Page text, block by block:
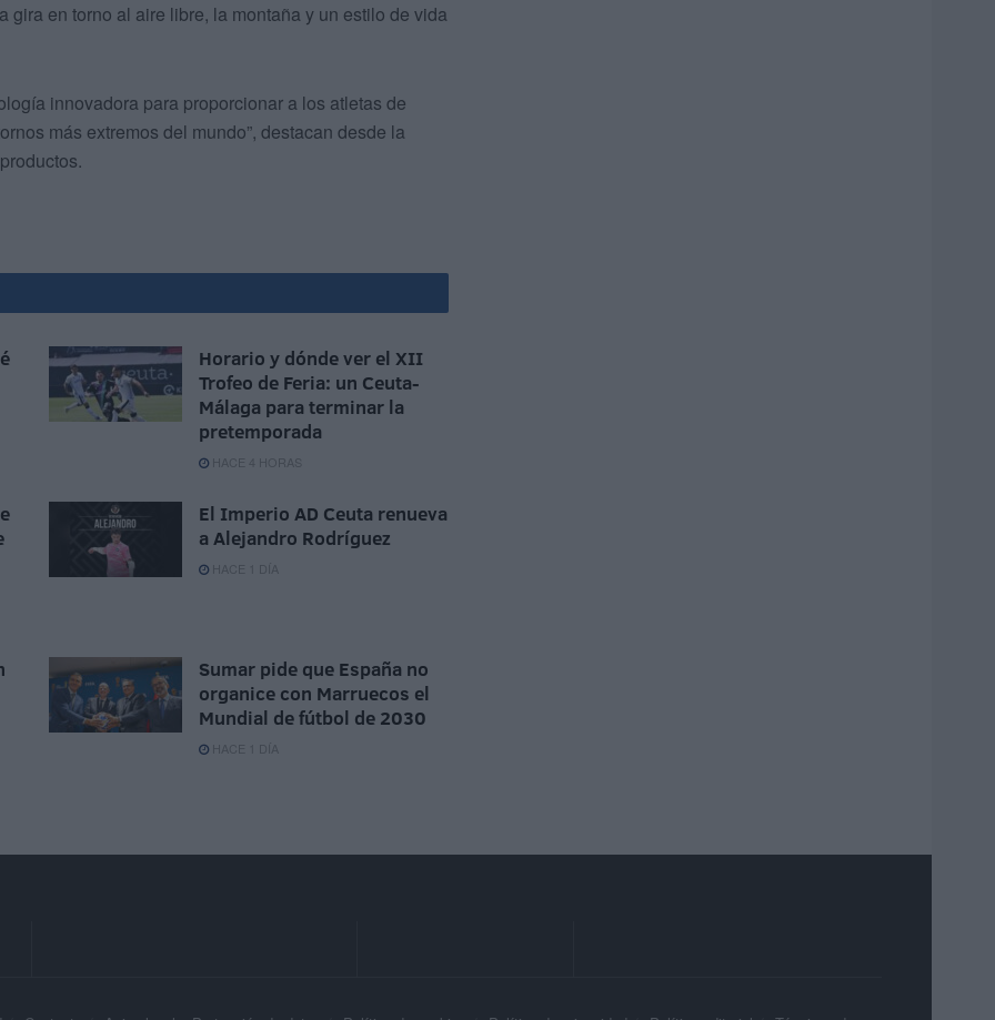
gira en torno al aire libre, la montaña y un estilo de vida
innovadora para proporcionar a los atletas de
más extremos del mundo”, destacan desde la
Horario y dónde ver el XII
Trofeo de Feria: un Ceuta-
Málaga para terminar la
pretemporada
HACE 4 HORAS
El Imperio AD Ceuta renueva
a Alejandro Rodríguez
HACE 1 DÍA
Sumar pide que España no
organice con Marruecos el
Mundial de fútbol de 2030
HACE 1 DÍA